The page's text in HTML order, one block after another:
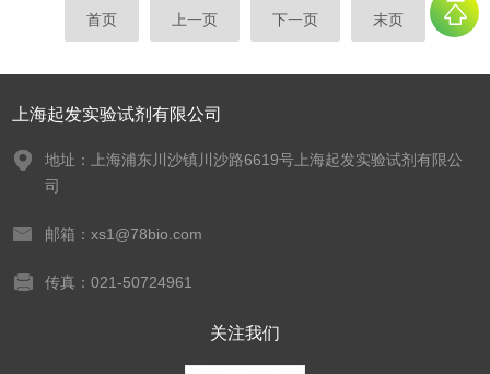
首页 上一页 下一页 末页
上海起发实验试剂有限公司
地址：上海浦东川沙镇川沙路6619号上海起发实验试剂有限公
司
邮箱：xs1@78bio.com
传真：021-50724961
关注我们